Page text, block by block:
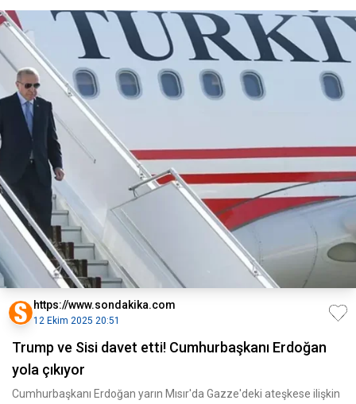
https://www.sondakika.com
12 Ekim 2025 20:51
Trump ve Sisi davet etti! Cumhurbaşkanı Erdoğan
yola çıkıyor
Cumhurbaşkanı Erdoğan yarın Mısır'da Gazze'deki ateşkese ilişkin